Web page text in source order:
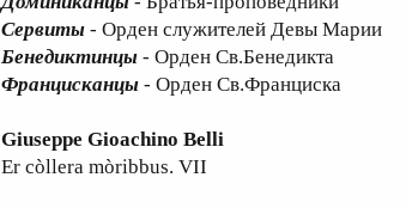
Сервиты - Орден служителей Девы Марии
Бенедиктинцы - Орден Св.Бенедикта
Францисканцы - Орден Св.Франциска
Giuseppe Gioachino Belli
Er còllera mòribbus. VII